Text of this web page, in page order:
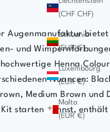
(CHF CHF)
Lithuania
(EUR €)
Luxembourg
(EUR €)
Malta
(EUR €)
Augenmanufaktur
und
Henna Colour
Nuancen:
Medium Brown und
starten kannst, enthält